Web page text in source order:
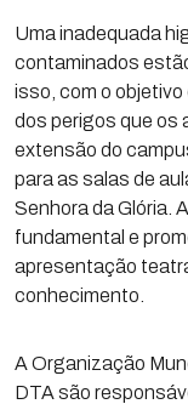
Uma inadequada
contaminados
isso, com o
dos perigos que os
extensão do
para as salas de
Senhora da Glória.
fundamental e
apresentação
conhecimento.
A Organização
DTA são